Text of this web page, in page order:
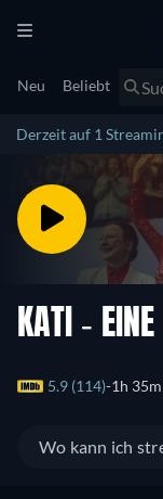
Neu Beliebt
Derzeit auf 1
KATI - EINE
5.9 (114) 1h
Wo kann ich